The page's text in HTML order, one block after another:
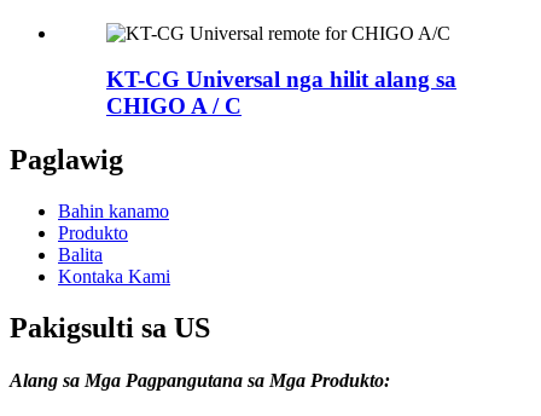
KT-CG Universal nga hilit alang sa
CHIGO A / C
Paglawig
Bahin kanamo
Produkto
Balita
Kontaka Kami
Pakigsulti sa US
Alang sa Mga Pagpangutana sa Mga Produkto: